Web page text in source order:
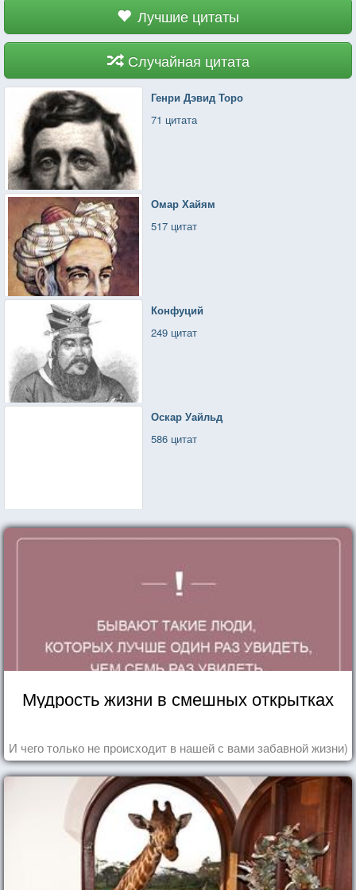
Лучшие цитаты
Случайная цитата
Генри Дэвид Торо
71 цитата
Омар Хайям
517 цитат
Конфуций
249 цитат
Оскар Уайльд
586 цитат
Мудрость жизни в смешных открытках
И чего только не происходит в нашей с вами забавной жизни)